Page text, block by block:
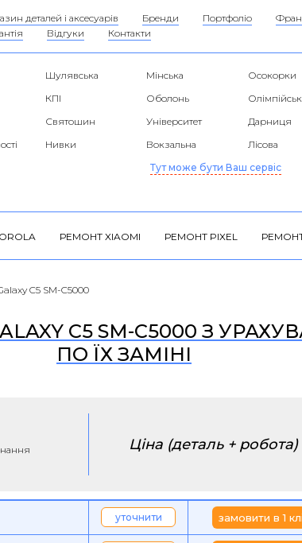
деталей і аксесуарів Бренди Портфоліо
Відгуки Контакти
Шулявська Мінська
Осокорки
КПІ Оболонь
Святошин Університет
Дарниця
Нивки Вокзальна
Лісова
Тут може бути Ваш сервіс
РЕМОНТ XIAOMI РЕМОНТ PIXEL
C5 SM-C5000
C5 SM-C5000 З
ПО ЇХ ЗАМІНІ
Ціна (деталь + робота)
уточнити замовити в 1